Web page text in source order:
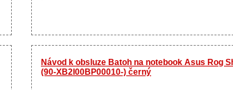
Návod k obsluze Batoh na notebook Asus Rog
(90-XB2I00BP00010-) černý